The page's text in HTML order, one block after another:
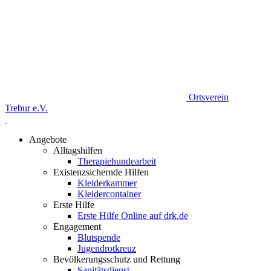
Ortsverein
Trebur e.V.
Angebote
Alltagshilfen
Therapiehundearbeit
Existenzsichernde Hilfen
Kleiderkammer
Kleidercontainer
Erste Hilfe
Erste Hilfe Online auf drk.de
Engagement
Blutspende
Jugendrotkreuz
Bevölkerungsschutz und Rettung